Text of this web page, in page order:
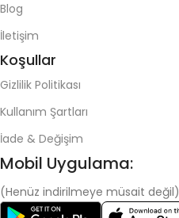
Blog
İletişim
Koşullar
Gizlilik Politikası
Kullanım Şartları
İade & Değişim
Mobil Uygulama:
(Henüz indirilmeye müsait değil)